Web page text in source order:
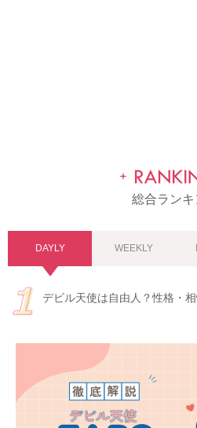
総合ラン
DAYLY WEEKLY
デビル天使は自由人？性格・